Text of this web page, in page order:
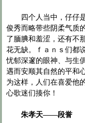
四个人当中，仔仔是“
俊秀而略带些阴柔气质
了腼腆和羞涩，还有不
花无缺。ｆａｎｓ们都
忧郁深邃的眼神、与生
遇而安顺其自然的平和
为这样，人们在喜爱他
心歌迷们揍你！
朱孝天——段誉